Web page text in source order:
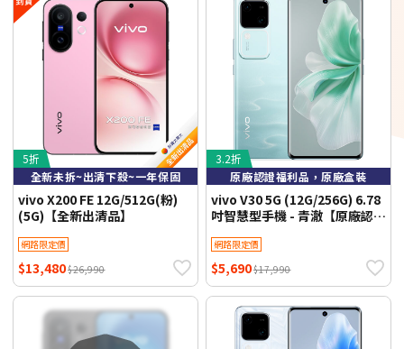
5折
全新未拆~出清下殺~一年保固
vivo X200 FE 12G/512G(粉)
(5G)【全新出清品】
網路限定價
$13,480$26,990
3.2折
原廠認證福利品，原廠盒裝
vivo V30 5G (12G/256G) 6.78
吋智慧型手機 - 青澈【原廠認證
網路限定價
$5,690$17,990